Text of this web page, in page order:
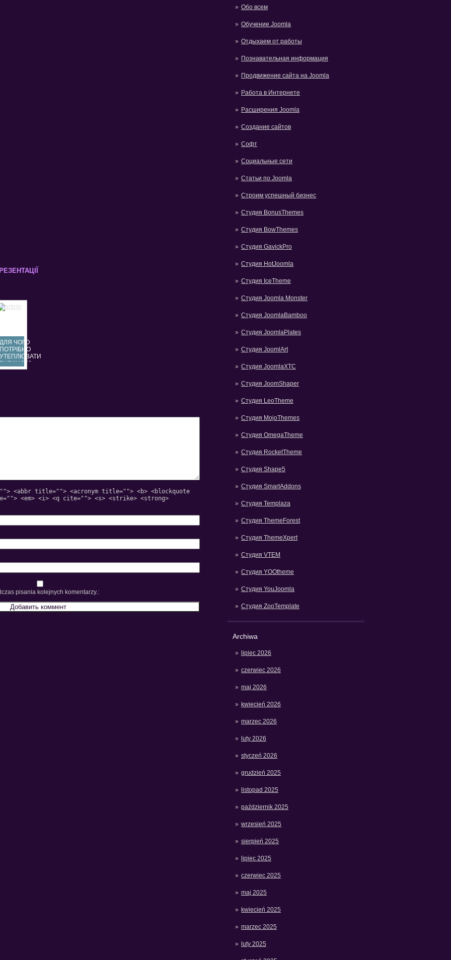
Обо всем
Обучение Joomla
Отдыхаем от работы
Познавательная информация
Продвижение сайта на Joomla
Работа в Интернете
Расширения Joomla
Создание сайтов
Софт
Социальные сети
Статьи по Joomla
Строим успешный бизнес
Студия BonusThemes
Студия BowThemes
Студия GavickPro
Студия HotJoomla
Студия IceTheme
Студия Joomla Monster
Студия JoomlaBamboo
Студия JoomlaPlates
Студия JoomlArt
Студия JoomlaXTC
Студия JoomShaper
Студия LeoTheme
Студия MojoThemes
Студия OmegaTheme
Студия RocketTheme
Студия Shape5
Студия SmartAddons
Студия Templaza
Студия ThemeForest
Студия ThemeXpert
Студия VTEM
Студия YOOtheme
Студия YouJoomla
Студия ZooTemplate
Archiwa
lipiec 2026
czerwiec 2026
maj 2026
kwiecień 2026
marzec 2026
luty 2026
styczeń 2026
grudzień 2025
listopad 2025
październik 2025
wrzesień 2025
sierpień 2025
lipiec 2025
czerwiec 2025
maj 2025
kwiecień 2025
marzec 2025
luty 2025
ДЛЯ ЧОГО
ПОТРІБНО
УТЕПЛЮВАТИ
БУДИНОК?
<abbr title=""> <acronym title=""> <b> <blockquote
<em> <i> <q cite=""> <s> <strike> <strong>
pisania kolejnych komentarzy.